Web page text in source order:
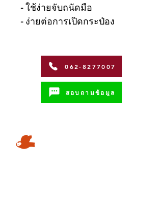
- ใช้ง่ายจับถนัดมือ
- ง่ายต่อการเปิดกระป๋อง
062-8277007
สอบถามข้อมูล